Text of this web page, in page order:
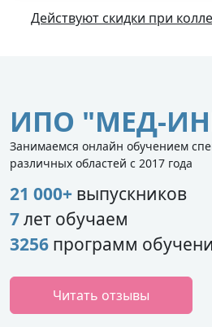
Действуют скидки при
ИПО "МЕД-
Занимаемся онлайн обучением
различных областей с 2017 года
21 000+ выпускников
7лет обучаем
3256 программ
Читать отзывы